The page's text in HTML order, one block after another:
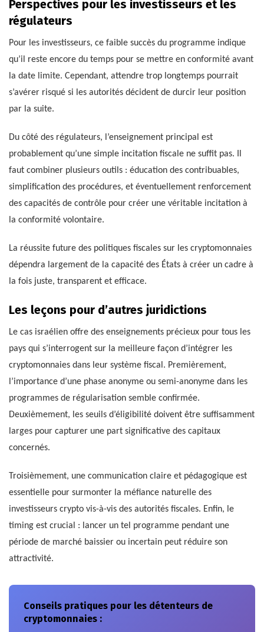
Perspectives pour les investisseurs et les
régulateurs
Pour les investisseurs, ce faible succès du programme indique
qu’il reste encore du temps pour se mettre en conformité avant
la date limite. Cependant, attendre trop longtemps pourrait
s’avérer risqué si les autorités décident de durcir leur position
par la suite.
Du côté des régulateurs, l’enseignement principal est
probablement qu’une simple incitation fiscale ne suffit pas. Il
faut combiner plusieurs outils : éducation des contribuables,
simplification des procédures, et éventuellement renforcement
des capacités de contrôle pour créer une véritable incitation à
la conformité volontaire.
La réussite future des politiques fiscales sur les cryptomonnaies
dépendra largement de la capacité des États à créer un cadre à
la fois juste, transparent et efficace.
Les leçons pour d’autres juridictions
Le cas israélien offre des enseignements précieux pour tous les
pays qui s’interrogent sur la meilleure façon d’intégrer les
cryptomonnaies dans leur système fiscal. Premièrement,
l’importance d’une phase anonyme ou semi-anonyme dans les
programmes de régularisation semble confirmée.
Deuxièmement, les seuils d’éligibilité doivent être suffisamment
larges pour capturer une part significative des capitaux
concernés.
Troisièmement, une communication claire et pédagogique est
essentielle pour surmonter la méfiance naturelle des
investisseurs crypto vis-à-vis des autorités fiscales. Enfin, le
timing est crucial : lancer un tel programme pendant une
période de marché baissier ou incertain peut réduire son
attractivité.
Conseils pratiques pour les détenteurs de
cryptomonnaies :